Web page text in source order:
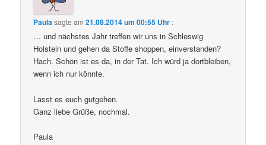
Paulasagte am21.08.2014 um 00:55 Uhr :
… und nächstes Jahr treffen wir uns in Schleswig
Holstein und gehen da Stoffe shoppen, einverstanden?
Hach. Schön ist es da, in der Tat. Ich würd ja dortbleiben,
wenn ich nur könnte.
Lasst es euch gutgehen.
Ganz liebe Grüße, nochmal.
Paula